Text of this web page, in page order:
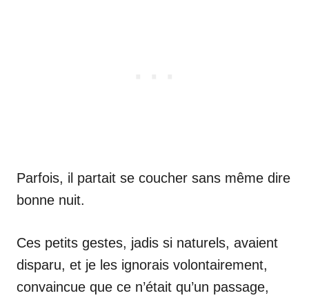
Parfois, il partait se coucher sans même dire
bonne nuit.
Ces petits gestes, jadis si naturels, avaient
disparu, et je les ignorais volontairement,
convaincue que ce n’était qu’un passage,